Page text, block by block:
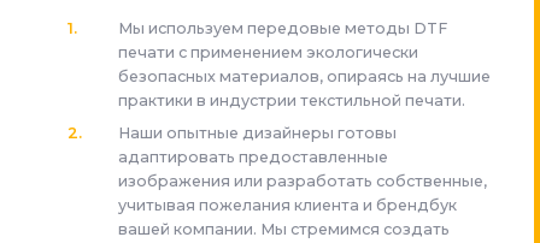
Мы используем передовые методы DTF
печати с применением экологически
безопасных материалов, опираясь на лучшие
практики в индустрии текстильной печати.
Наши опытные дизайнеры готовы
адаптировать предоставленные
изображения или разработать собственные,
учитывая пожелания клиента и брендбук
вашей компании. Мы стремимся создать